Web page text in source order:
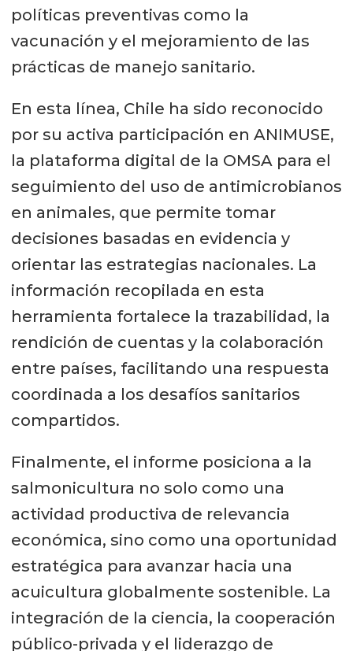
políticas preventivas como la
vacunación y el mejoramiento de las
prácticas de manejo sanitario.
En esta línea, Chile ha sido reconocido
por su activa participación en ANIMUSE,
la plataforma digital de la OMSA para el
seguimiento del uso de antimicrobianos
en animales, que permite tomar
decisiones basadas en evidencia y
orientar las estrategias nacionales. La
información recopilada en esta
herramienta fortalece la trazabilidad, la
rendición de cuentas y la colaboración
entre países, facilitando una respuesta
coordinada a los desafíos sanitarios
compartidos.
Finalmente, el informe posiciona a la
salmonicultura no solo como una
actividad productiva de relevancia
económica, sino como una oportunidad
estratégica para avanzar hacia una
acuicultura globalmente sostenible. La
integración de la ciencia, la cooperación
público-privada y el liderazgo de